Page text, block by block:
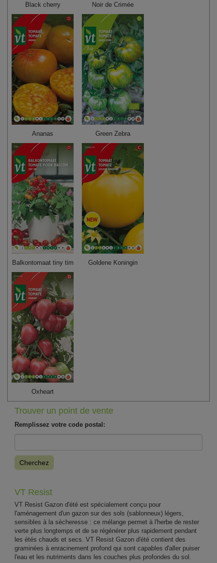
Black cherry Noir de Crimée
Ananas Green Zebra
Balkontomaat tiny tim Goldene Koningin
Oxheart
Trouver un point de vente
Remplissez votre code postal:
Cherchez
VT Resist
VT Resist Gazon d'été est spécialement conçu pour
l'aménagement d'un gazon sur des sols (sablonneux) légers,
sensibles à la sècheresse : ce mélange permet à l'herbe de rester
verte plus longtemps et de se régénérer plus rapidement pendant
les étés chauds et secs. VT Resist Gazon d'été contient des
graminées à enracinement profond qui sont capables d'aller puiser
l'eau et les nutriments dans les couches plus profondes du sol.